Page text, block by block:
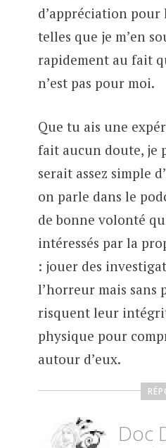
d’appréciation pour
telles que je m’en
rapidement au fait
n’est pas pour moi.
Que tu ais une
fait aucun doute, je
serait assez simple
on parle dans le
de bonne volonté
intéressés par la
: jouer des
l’horreur mais sans
risquent leur
physique pour
autour d’eux.
Doc